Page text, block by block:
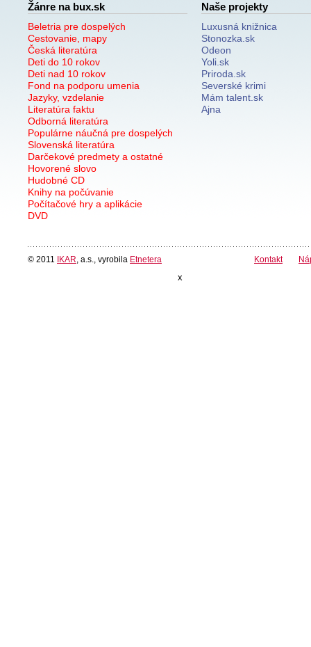
Žánre na bux.sk
Beletria pre dospelých
Cestovanie, mapy
Česká literatúra
Deti do 10 rokov
Deti nad 10 rokov
Fond na podporu umenia
Jazyky, vzdelanie
Literatúra faktu
Odborná literatúra
Populárne náučná pre dospelých
Slovenská literatúra
Darčekové predmety a ostatné
Hovorené slovo
Hudobné CD
Knihy na počúvanie
Počítačové hry a aplikácie
DVD
Naše projekty
Luxusná knižnica
Stonozka.sk
Odeon
Yoli.sk
Priroda.sk
Severské krimi
Mám talent.sk
Ajna
© 2011 IKAR , a.s., vyrobila Etnetera Kontakt
x